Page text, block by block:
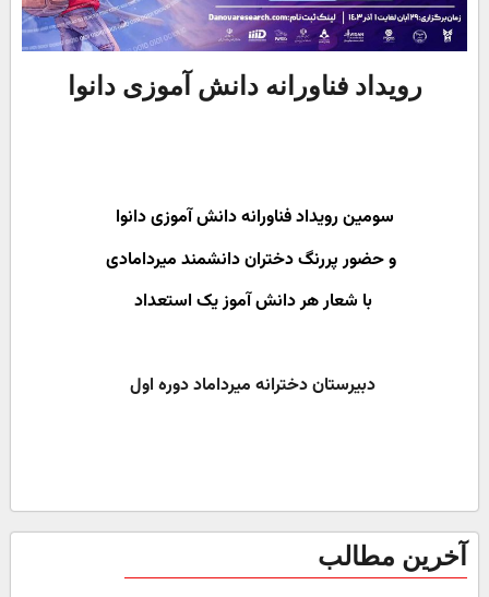
رویداد فناورانه دانش آموزی دانوا
سومین رویداد فناورانه دانش آموزی دانوا
و حضور پررنگ دختران دانشمند میردامادی
با شعار هر دانش آموز یک استعداد
دبیرستان دخترانه میرداماد دوره اول
آخرین مطالب